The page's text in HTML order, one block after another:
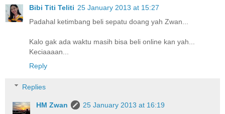
Bibi Titi Teliti 25 January 2013 at 15:27
Padahal ketimbang beli sepatu doang yah Zwan...
Kalo gak ada waktu masih bisa beli online kan yah...
Keciaaaan...
Reply
Replies
HM Zwan
25 January 2013 at 16:19